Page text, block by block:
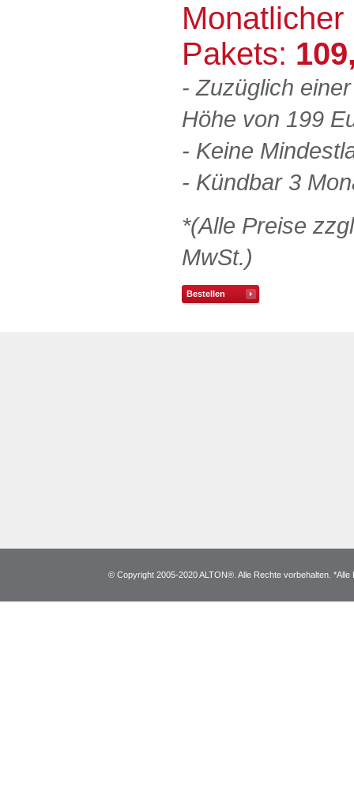
Pakets:
- Zuzüglich
Höhe von 199
- Keine
- Kündbar 3
*(Alle Preise
MwSt.)
Bestellen
© Copyright 2005-2020 ALTON®. Alle Rechte vorbehalten.